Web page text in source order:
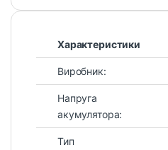
Характеристики
Виробник:
Напруга
акумулятора:
Тип